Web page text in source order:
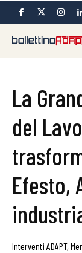
La
del
Efesto,
Interventi ADAPT,